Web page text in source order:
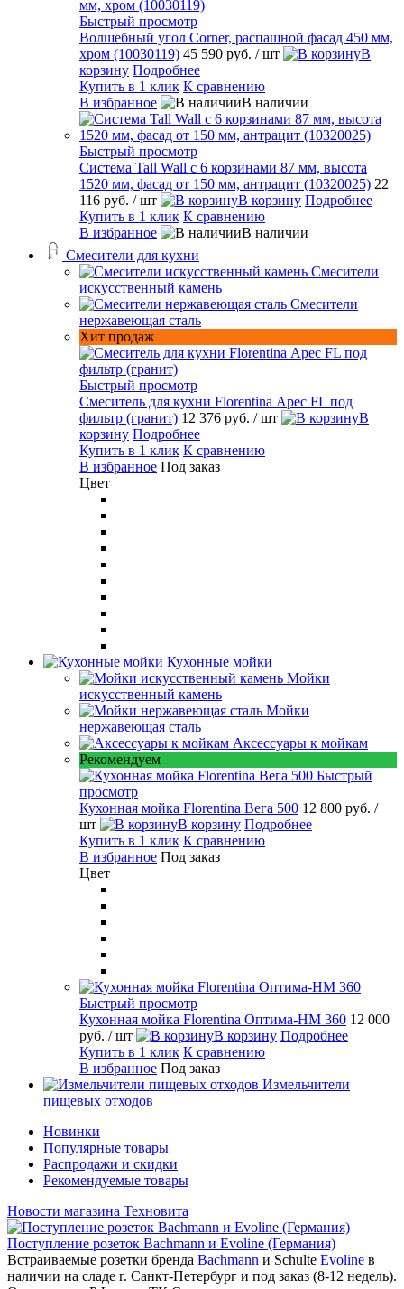
Быстрый просмотр
Волшебный угол Corner, распашной фасад 450 мм,
хром (10030119) 45 590 руб. / шт
В
корзину Подробнее
Купить в 1 клик К сравнению
В избранное
В наличии
Быстрый просмотр
Система Tall Wall с 6 корзинами 87 мм, высота
1520 мм, фасад от 150 мм, антрацит (10320025) 22
116 руб. / шт В корзину Подробнее
Купить в 1 клик К сравнению
В избранное
В наличии
Смесители для кухни
Смесители
искусственный камень
Смесители
нержавеющая сталь
Хит продаж
Быстрый просмотр
Смеситель для кухни Florentina Арес FL под
фильтр (гранит) 12 376 руб. / шт
В
корзину Подробнее
Купить в 1 клик К сравнению
В избранное Под заказ
Цвет
Кухонные мойки
Мойки
искусственный камень
Мойки
нержавеющая сталь
Аксессуары к мойкам
Рекомендуем
Быстрый
просмотр
Кухонная мойка Florentina Вега 500 12 800 руб. /
шт
В корзину Подробнее
Купить в 1 клик К сравнению
В избранное Под заказ
Цвет
Быстрый просмотр
Кухонная мойка Florentina Оптима-HM 360 12 000
руб. / шт В корзину Подробнее
Купить в 1 клик К сравнению
В избранное Под заказ
Измельчители
пищевых отходов
Новинки
Популярные товары
Распродажи и скидки
Рекомендуемые товары
Новости магазина Техновита
Поступление розеток Bachmann и Evoline (Германия)
Встраиваемые розетки бренда Bachmann и Schulte Evoline в
наличии на сладе г. Санкт-Петербург и под заказ (8-12 недель).